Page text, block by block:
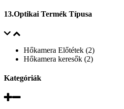
13.Optikai Termék Típusa
Hőkamera Előtétek (2)
Hőkamera keresők (2)
Kategóriák